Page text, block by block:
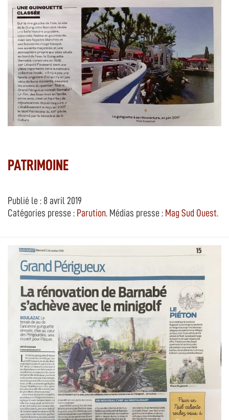
PATRIMOINE
Publié le : 8 avril 2019
Catégories presse : Parution . Médias presse : Mag Sud Ouest